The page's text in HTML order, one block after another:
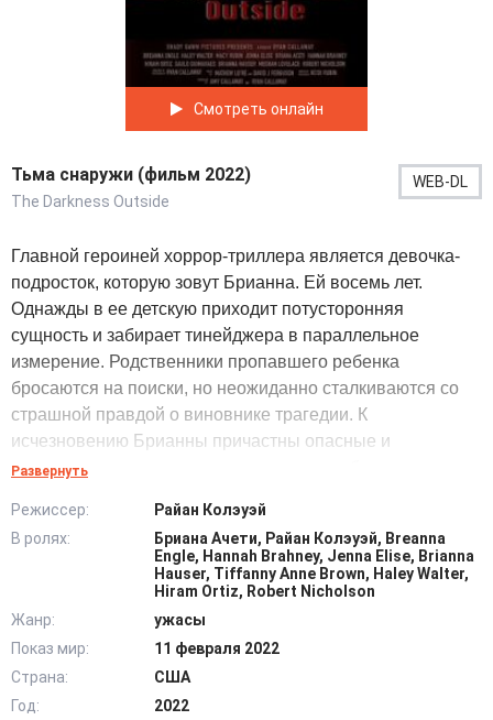
Смотреть онлайн
Тьма снаружи (фильм 2022)
The Darkness Outside
WEB-DL
Главной героиней хоррор-триллера является девочка-
подросток, которую зовут Брианна. Ей восемь лет.
Однажды в ее детскую приходит потусторонняя
сущность и забирает тинейджера в параллельное
измерение. Родственники пропавшего ребенка
бросаются на поиски, но неожиданно сталкиваются со
страшной правдой о виновнике трагедии. К
исчезновению Брианны причастны опасные и
могущественные силы, которые готовы убить каждого,
принять вызов зла и объявляет демонам войну.
Самоуверенная женщина не знает, что подобная
дерзость может стоить ей жизни, а племянницу она
может так и не найти. Группе спасателей из мира людей
предстоит столкнуться с поистине непобедимым врагом,
возможности которого очень трудно переоценить даже
профессиональным охотникам за привидениями.
@Filmix.fan
Развернуть
Режиссер:
Райан Колэуэй
В ролях:
Бриана Ачети, Райан Колэуэй, Breanna
Engle, Hannah Brahney, Jenna Elise, Brianna
Hauser, Tiffanny Anne Brown, Haley Walter,
Hiram Ortiz, Robert Nicholson
Жанр:
ужасы
Показ мир:
11 февраля 2022
Страна:
США
Год:
2022